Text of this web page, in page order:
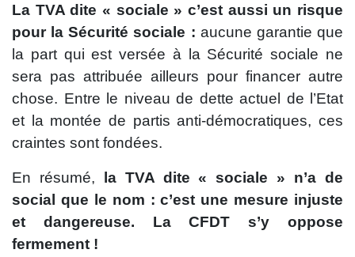
La TVA dite « sociale » c’est aussi un risque
pour la Sécurité sociale : aucune garantie que
la part qui est versée à la Sécurité sociale ne
sera pas attribuée ailleurs pour financer autre
chose. Entre le niveau de dette actuel de l’Etat
et la montée de partis anti-démocratiques, ces
craintes sont fondées.
En résumé, la TVA dite « sociale » n’a de
social que le nom : c’est une mesure injuste
et dangereuse. La CFDT s’y oppose
fermement !